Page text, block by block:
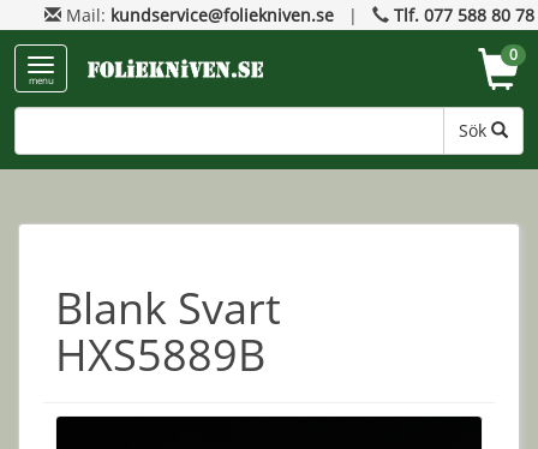
Mail: kundservice@foliekniven.se | Tlf. 077 588 80 78
menu
Sök
0
Blank Svart
HXS5889B